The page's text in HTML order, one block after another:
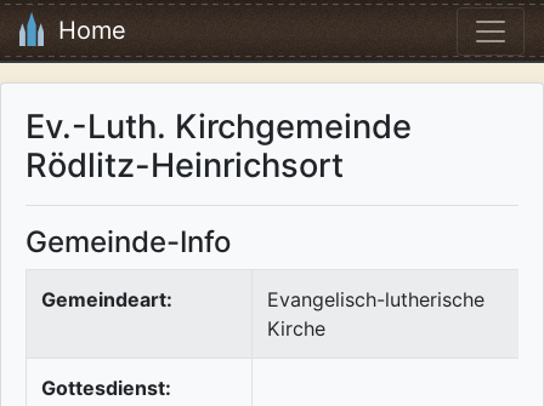
Home
Ev.-Luth. Kirchgemeinde
Rödlitz-Heinrichsort
Gemeinde-Info
Gemeindeart:
Evangelisch-lutherische
Kirche
Gottesdienst: